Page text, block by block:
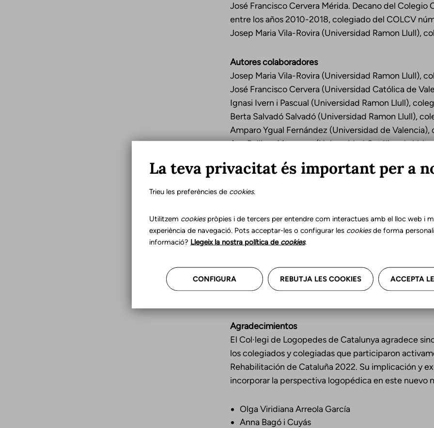
José Francisco Cervera Mérida. Decano del
entre los años 2010-2018, colegiado del COLCV
Josep Maria Vila-Rovira (Universidad Ramon Llull),
Autores colaboradores
Josep Maria Vila-Rovira (Universidad Ramon Llull),
José Francisco Cervera (Universidad Católica de
Ignasi Ivern i Pascual (Universidad Ramon Llull),
Berta Salvadó Salvadó (Universidad Ramon Llull),
Amparo Ygual Fernández (Universidad de
Ana Pellicer Magraner (Universidad Católica de
Revisores colaboradores
Jesús Valero i Garcia (Universidad Ramon Llull),
Olga Viridiana Arreola García (Universidad Ramon
Melina Aparici Aznar (Universidad Autónoma de
Begoña Barceló Sarria (Universidad de Málaga),
Andalucía núm. 6
Esther Rodríguez León (Universidad Central de
Corrección lingüística
Agradecimientos
El Col·legi de Logopedes de Catalunya agradece
los colegiados y colegiadas que participaron
Rehabilitación de Cataluña 2022. Su implicación y
incorporar la perspectiva logopédica en este nuevo
Olga Viridiana Arreola García
Anna Bagó i Cuyás
La teva privacitat és important per a
Trieu les preferències de cookies.
Utilitzem cookiespròpies i de tercers per entendre com interactues amb el lloc web i
experiència de navegació. Pots acceptar-les o configurar les cookiesde forma
informació? Llegeix la nostra política de cookies.
CONFIGURA REBUTJA LES COOKIES ACCEPTA